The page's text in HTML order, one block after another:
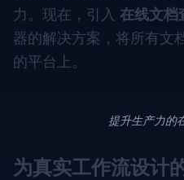
力。现在，引入 在线文档
器的解决方案，将所有文
的平台上。
提升生产力的
为真实工作流设计